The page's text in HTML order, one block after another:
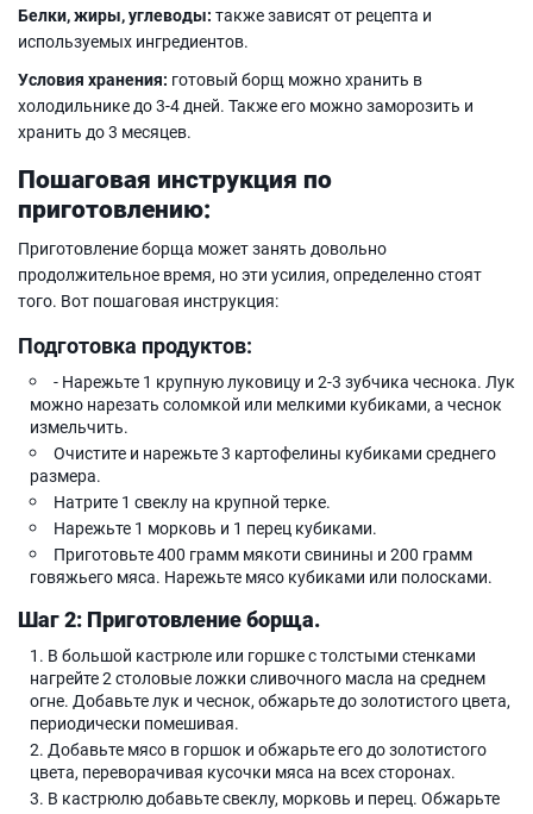
Белки, жиры, углеводы: также зависят от рецепта и
используемых ингредиентов.
Условия хранения: готовый борщ можно хранить в
холодильнике до 3-4 дней. Также его можно заморозить и
хранить до 3 месяцев.
Пошаговая инструкция по
приготовлению:
Приготовление борща может занять довольно
продолжительное время, но эти усилия, определенно стоят
того. Вот пошаговая инструкция:
Подготовка продуктов:
- Нарежьте 1 крупную луковицу и 2-3 зубчика чеснока. Лук
можно нарезать соломкой или мелкими кубиками, а чеснок
измельчить.
Очистите и нарежьте 3 картофелины кубиками среднего
размера.
Натрите 1 свеклу на крупной терке.
Нарежьте 1 морковь и 1 перец кубиками.
Приготовьте 400 грамм мякоти свинины и 200 грамм
говяжьего мяса. Нарежьте мясо кубиками или полосками.
Шаг 2: Приготовление борща.
В большой кастрюле или горшке с толстыми стенками
нагрейте 2 столовые ложки сливочного масла на среднем
огне. Добавьте лук и чеснок, обжарьте до золотистого цвета,
периодически помешивая.
Добавьте мясо в горшок и обжарьте его до золотистого
цвета, переворачивая кусочки мяса на всех сторонах.
В кастрюлю добавьте свеклу, морковь и перец. Обжарьте